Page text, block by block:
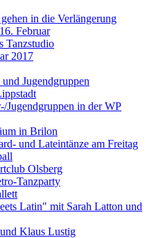
in die Verlängerung
Februar
Tanzstudio
2017
Jugendgruppen
in der WP
in Brilon
und Lateintänze am Freitag
Olsberg
Tanzparty
Latin" mit Sarah Latton und
Klaus Lustig